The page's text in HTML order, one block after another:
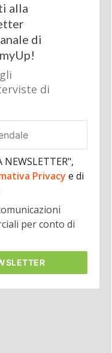
alla
di
di
Privacy e di
per conto di